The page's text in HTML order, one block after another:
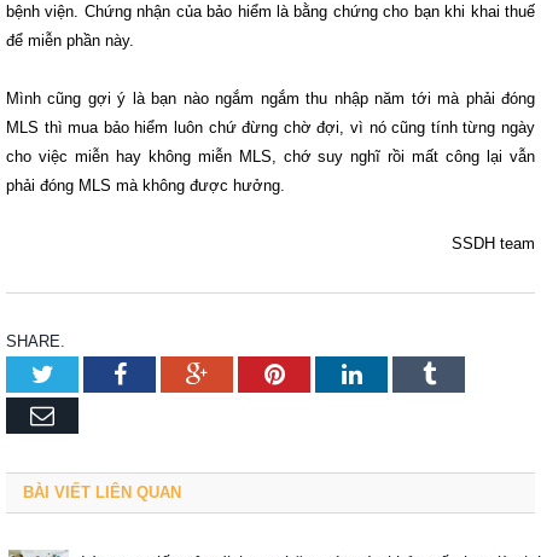
bệnh viện. Chứng nhận của bảo hiểm là bằng chứng cho bạn khi khai thuế
để miễn phần này.
Mình cũng gợi ý là bạn nào ngắm ngắm thu nhập năm tới mà phải đóng
MLS thì mua bảo hiểm luôn chứ đừng chờ đợi, vì nó cũng tính từng ngày
cho việc miễn hay không miễn MLS, chớ suy nghĩ rồi mất công lại vẫn
phải đóng MLS mà không được hưởng.
SSDH team
SHARE.
TwitterFacebookGoogle+PinterestLinkedInTumblr
Email
BÀI VIẾT LIÊN QUAN